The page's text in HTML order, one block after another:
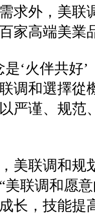
求外，美联
家高端美業
‘火伴共好
调和選擇從
严谨、规范
美联调和规
美联调和愿
长，技能提